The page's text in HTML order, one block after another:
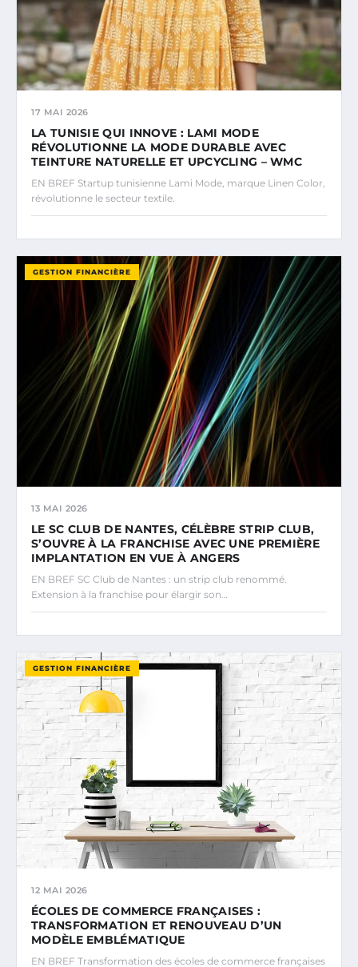
17 MAI 2026
LA TUNISIE QUI INNOVE : LAMI MODE
RÉVOLUTIONNE LA MODE DURABLE AVEC
TEINTURE NATURELLE ET UPCYCLING – WMC
EN BREF Startup tunisienne Lami Mode, marque Linen Color,
révolutionne le secteur textile.
GESTION FINANCIÈRE
13 MAI 2026
LE SC CLUB DE NANTES, CÉLÈBRE STRIP CLUB,
S’OUVRE À LA FRANCHISE AVEC UNE PREMIÈRE
IMPLANTATION EN VUE À ANGERS
EN BREF SC Club de Nantes : un strip club renommé.
Extension à la franchise pour élargir son…
GESTION FINANCIÈRE
12 MAI 2026
ÉCOLES DE COMMERCE FRANÇAISES :
TRANSFORMATION ET RENOUVEAU D’UN
MODÈLE EMBLÉMATIQUE
EN BREF Transformation des écoles de commerce françaises